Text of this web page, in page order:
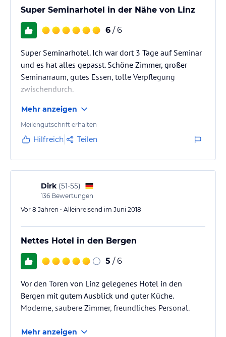
Super Seminarhotel in der Nähe von Linz
6 / 6
Super Seminarhotel. Ich war dort 3 Tage auf Seminar
und es hat alles gepasst. Schöne Zimmer, großer
Seminarraum, gutes Essen, tolle Verpflegung
zwischendurch.
Mehr anzeigen
Meilengutschrift erhalten
Hilfreich Teilen
Dirk (51-55)
136 Bewertungen
Vor 8 Jahren • Alleinreisend im Juni 2018
Nettes Hotel in den Bergen
5 / 6
Vor den Toren von Linz gelegenes Hotel in den
Bergen mit gutem Ausblick und guter Küche.
Moderne, saubere Zimmer, freundliches Personal.
Mehr anzeigen